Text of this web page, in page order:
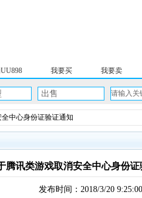
我要买 我要卖
出售
中心身份证验证通知
腾讯类游戏取消安全中心身份
发布时间：2018/3/20 9:25:00